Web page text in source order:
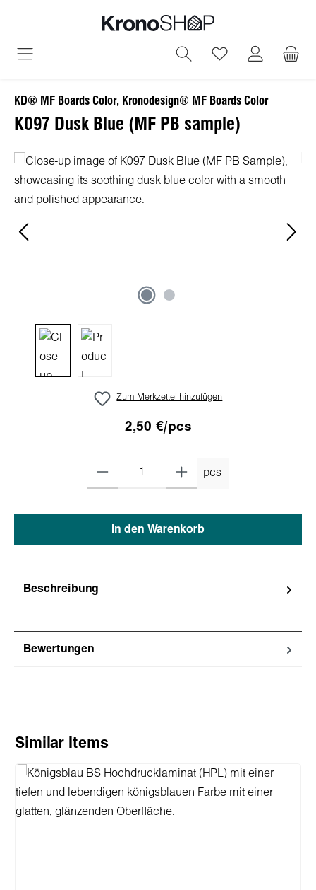
Du hast 0
KD® MF Boards Color, Kronodesign® MF Boards Color
K097 Dusk Blue (MF PB sample)
Bildergalerie überspringen
Zum Merkzettel hinzufügen
2,50 €/pcs
pcs
In den Warenkorb
Beschreibung
Bewertungen
Produktgalerie überspringen
Similar Items